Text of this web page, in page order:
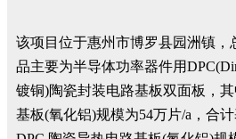
该项目位于惠州市博罗县园洲镇，
品主要为半导体功率器件用
镀铜)陶瓷封装电路基板双面板，
基板(氧化铝)规模为54万片/a，合计